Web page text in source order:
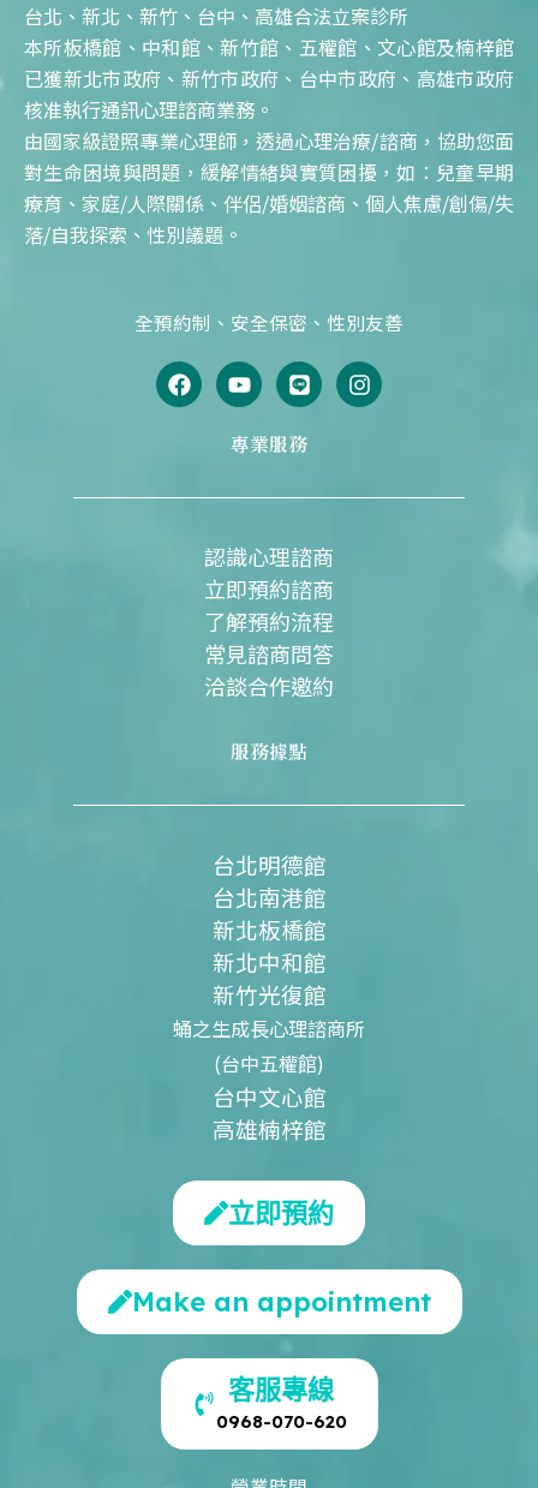
台北、新北、新竹、台中、高雄合法立案診所
本所板橋館、中和館、新竹館、五權館、文心館及楠梓館
已獲新北市政府、新竹市政府、台中市政府、高雄市政府
核准執行通訊心理諮商業務。
由國家級證照專業心理師，透過心理治療/諮商，協助您面
對生命困境與問題，緩解情緒與實質困擾，如：兒童早期
療育、家庭/人際關係、伴侶/婚姻諮商、個人焦慮/創傷/失
落/自我探索、性別議題。
全預約制、安全保密、性別友善
F
a
c
o
Y
o
u
t
u
e
L
i
n
e
I
n
s
r
專業服務
認識心理諮商
立即預約諮商
了解預約流程
常見諮商問答
洽談合作邀約
服務據點
台北明德館
台北南港館
新北板橋館
新北中和館
新竹光復館
蛹之生成長心理諮商所
(台中五權館)
台中文心館
高雄楠梓館
立即預約
Make an appointment
客服專線
0968-070-620